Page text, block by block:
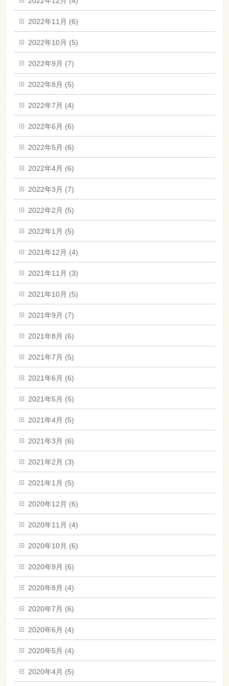
2022年11月 (6)
2022年10月 (5)
2022年9月 (7)
2022年8月 (5)
2022年7月 (4)
2022年6月 (6)
2022年5月 (6)
2022年4月 (6)
2022年3月 (7)
2022年2月 (5)
2022年1月 (5)
2021年12月 (4)
2021年11月 (3)
2021年10月 (5)
2021年9月 (7)
2021年8月 (6)
2021年7月 (5)
2021年6月 (6)
2021年5月 (5)
2021年4月 (5)
2021年3月 (6)
2021年2月 (3)
2021年1月 (5)
2020年12月 (6)
2020年11月 (4)
2020年10月 (6)
2020年9月 (6)
2020年8月 (4)
2020年7月 (6)
2020年6月 (4)
2020年5月 (4)
2020年4月 (5)